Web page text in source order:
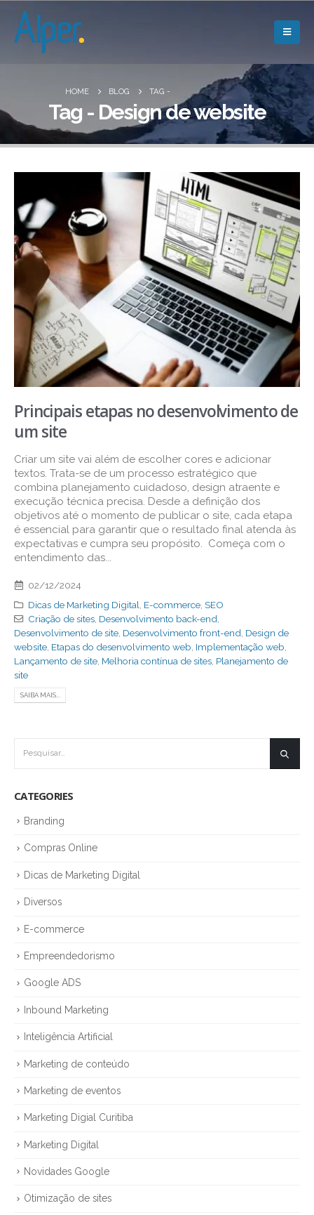
HOME BLOG TAG -
Tag - Design de website
Principais etapas no desenvolvimento de
um site
Criar um site vai além de escolher cores e adicionar
textos. Trata-se de um processo estratégico que
combina planejamento cuidadoso, design atraente e
execução técnica precisa. Desde a definição dos
objetivos até o momento de publicar o site, cada etapa
é essencial para garantir que o resultado final atenda às
expectativas e cumpra seu propósito. Começa com o
entendimento das...
02/12/2024
Dicas de Marketing Digital E-commerce, SEO
Criação de sites, Desenvolvimento back-end
Desenvolvimento de site Desenvolvimento front-end Design de
website Etapas do desenvolvimento web Implementação web
Lançamento de site Melhoria contínua de sites Planejamento de
site
SAIBA MAIS...
CATEGORIES
Branding
Compras Online
Dicas de Marketing Digital
Diversos
E-commerce
Empreendedorismo
Google ADS
Inbound Marketing
Inteligência Artificial
Marketing de conteúdo
Marketing de eventos
Marketing Digial Curitiba
Marketing Digital
Novidades Google
Otimização de sites